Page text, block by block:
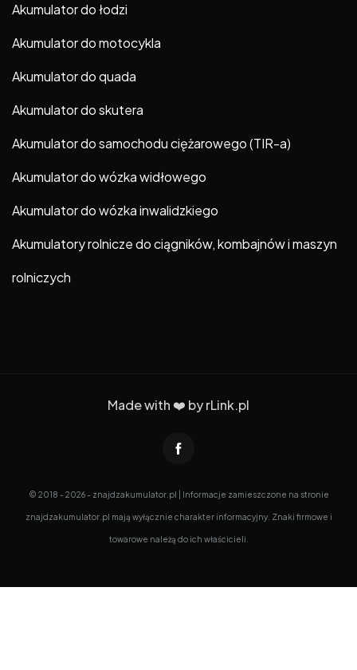
Akumulator do łodzi
Akumulator do motocykla
Akumulator do quada
Akumulator do skutera
Akumulator do samochodu ciężarowego (TIR-a)
Akumulator do wózka widłowego
Akumulator do wózka inwalidzkiego
Akumulatory rolnicze do ciągników, kombajnów i maszyn
rolniczych
Made with ❤️ byrLink.pl
© 2018 - 2026 - znajdzakumulator.pl | Informacje zamieszczone na stronie
znajdzakumulator.pl mają wyłącznie charakter informacyjny. Znaki firmowe i
towarowe należą do ich właścicieli.